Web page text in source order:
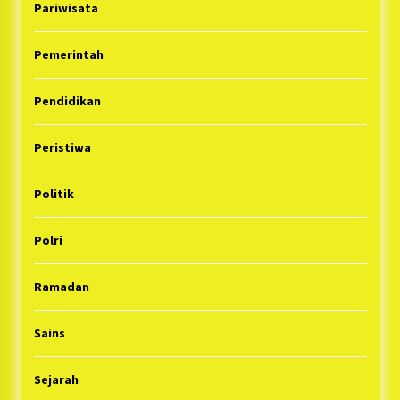
Pariwisata
Pemerintah
Pendidikan
Peristiwa
Politik
Polri
Ramadan
Sains
Sejarah